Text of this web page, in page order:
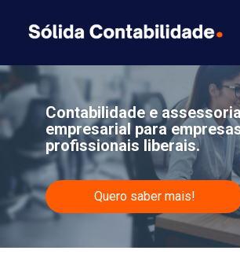
Contabilidade e
empresarial para
profissionais liberais.
Quero saber mais!